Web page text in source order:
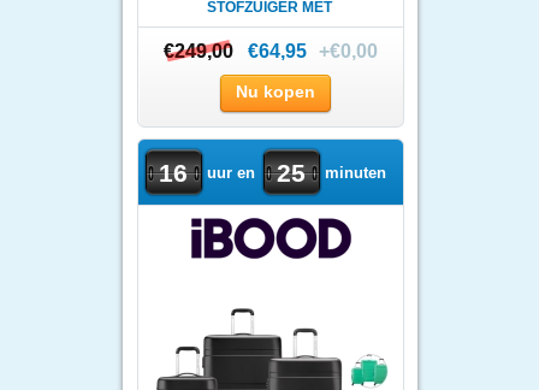
STOFZUIGER MET
BASISSTATION
€249,00
€249,00 €64,95 +€0,00
Nu kopen
16 uur en 25 minuten